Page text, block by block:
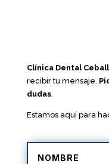
Clínica Dental
recibir tu mensaje.
dudas.
Estamos aquí para